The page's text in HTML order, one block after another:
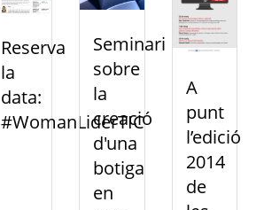
Reserva
la
data:
#WomanLiderTIC
Seminari
sobre
la
creació
d'una
botiga
en
A
punt
l’edició
2014
de